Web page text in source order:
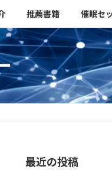
推薦書籍 催眠セ
最近の投稿